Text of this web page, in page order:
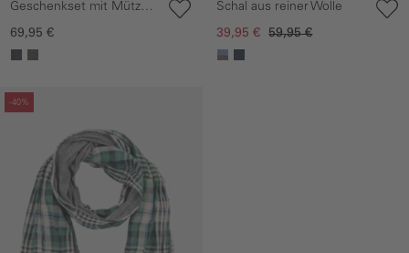
Geschenkset mit Mütze
und gestricktem Schal
69,95 €
Schal aus reiner Wolle
39,95 € 59,95 €
-40%
überspringen